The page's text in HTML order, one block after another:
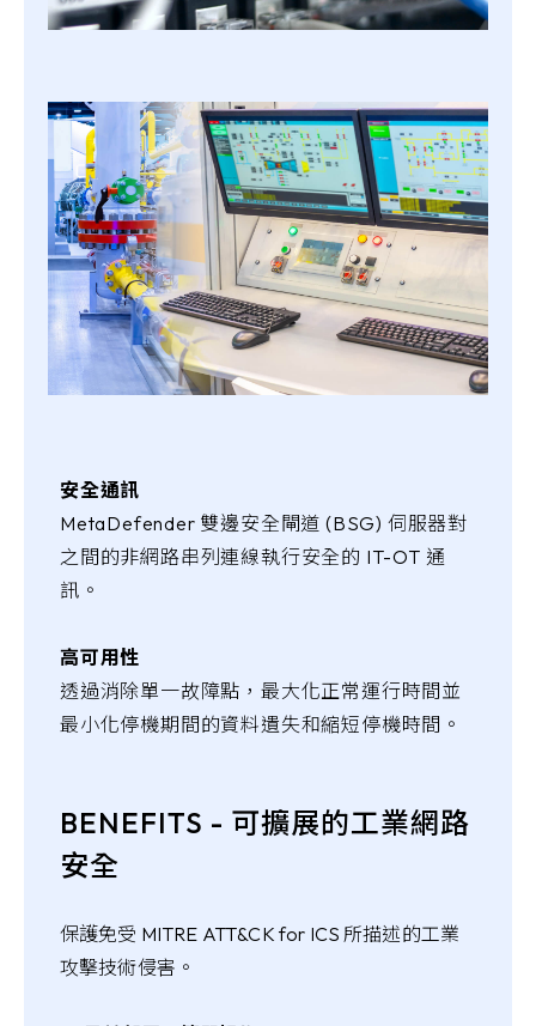
安全通訊
MetaDefender 雙邊安全閘道 (BSG) 伺服器對
之間的非網路串列連線執行安全的 IT-OT 通
訊。
高可用性
透過消除單一故障點，最大化正常運行時間並
最小化停機期間的資料遺失和縮短停機時間。
BENEFITS - 可擴展的工業網路
安全
保護免受 MITRE ATT&CK for ICS 所描述的工業
攻擊技術侵害。